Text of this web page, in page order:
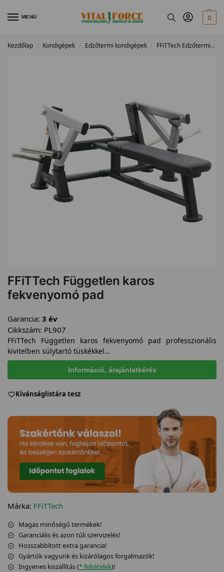
MENÜ 0
Kezdőlap / Kondigépek / Edzőtermi kondigépek / FFiTTech Edzőtermi kondigépek
FFiTTech Független karos
fekvenyomó pad
Garancia: 3 év
Cikkszám: PL907
FFiTTech Független karos fekvenyomó pad professzionális
kivitelben súlytartó tüskékkel…
Információ, árajánlatkérés
Kívánságlistára tesz
Márka: FFiTTech
Magas minőségű termékek!
Garanciális és azon túli szervizelés!
Hosszabbított extra garancia!
Gyártók vagyunk és kizárólagos forgalmazók!
Ingyenes kiszállítás (* feltételek)!